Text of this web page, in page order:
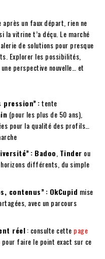
un faux départ, rien ne
la vitrine t’a déçu. Le marché
de solutions pour presque
Explorer les possibilités,
perspective nouvelle… et
:tente
(pour les plus de 50 ans),
pour la qualité des profils…
: Badoo Tinder ou
différents, du simple
contenus” : OkCupid mise
avec un parcours
réel: consulte cette page
pour faire le point exact sur ce